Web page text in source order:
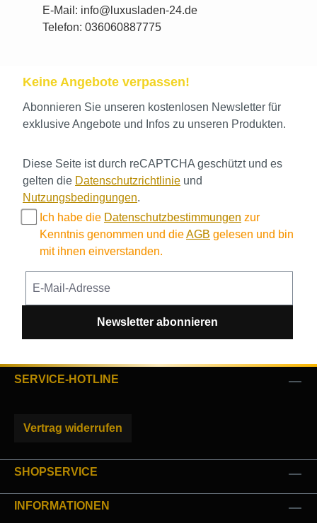
E-Mail: info@luxusladen-24.de
Telefon: 036060887775
Keine Angebote verpassen!
Abonnieren Sie unseren kostenlosen Newsletter für
exklusive Angebote und Infos zu unseren Produkten.
Diese Seite ist durch reCAPTCHA geschützt und es
gelten die Datenschutzrichtlinie und
Nutzungsbedingungen.
Ich habe die Datenschutzbestimmungen zur
Kenntnis genommen und dieAGB gelesen und bin
mit ihnen einverstanden.
Newsletter abonnieren
SERVICE-HOTLINE
Vertrag widerrufen
SHOPSERVICE
INFORMATIONEN